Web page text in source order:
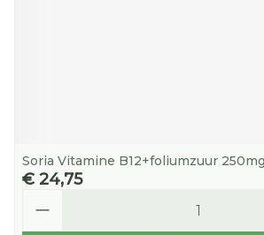
Soria Vitamine B12+foliumzuur
€ 24,75